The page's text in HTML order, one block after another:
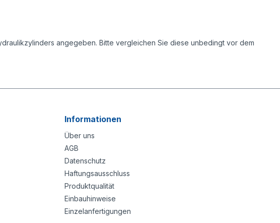
angegeben. Bitte vergleichen Sie diese unbedingt vor dem
Informationen
Über uns
AGB
Datenschutz
Haftungsausschluss
Produktqualität
Einbauhinweise
Einzelanfertigungen